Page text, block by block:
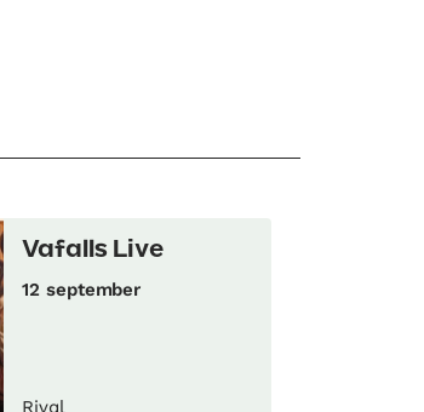
Vafalls Live
12 september
Rival